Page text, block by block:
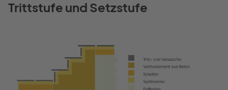
Trittstufe und Setzstufe